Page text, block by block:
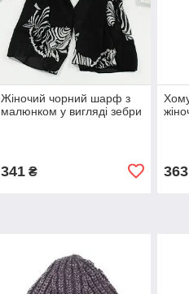
Жіночий чорний шарф з
малюнком у вигляді зебри
341₴ 363